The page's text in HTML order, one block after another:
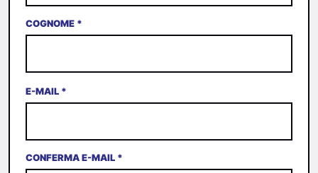
COGNOME *
E-MAIL *
CONFERMA E-MAIL *